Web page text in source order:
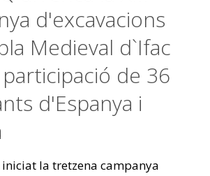
d'excavacions
Medieval d`Ifac
de 36
d'Espanya i
iniciat la tretzena campanya